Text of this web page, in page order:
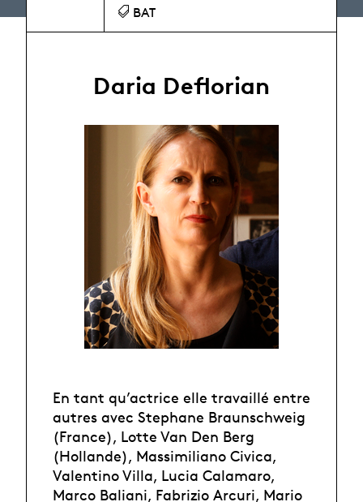
BAT
Daria Deflorian
En tant qu’actrice elle travaillé entre
autres avec Stephane Braunschweig
(France), Lotte Van Den Berg
(Hollande), Massimiliano Civica,
Valentino Villa, Lucia Calamaro,
Marco Baliani, Fabrizio Arcuri, Mario